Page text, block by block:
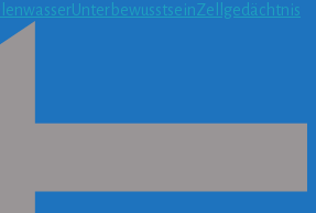
UnterbewusstseinZellgedächtnis